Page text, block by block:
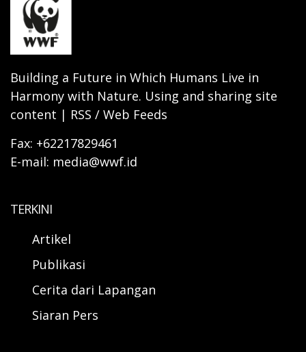
Building a Future in Which Humans Live in
Harmony with Nature. Using and sharing site
content | RSS / Web Feeds
Fax: +62217829461
E-mail: media@wwf.id
TERKINI
Artikel
Publikasi
Cerita dari Lapangan
Siaran Pers